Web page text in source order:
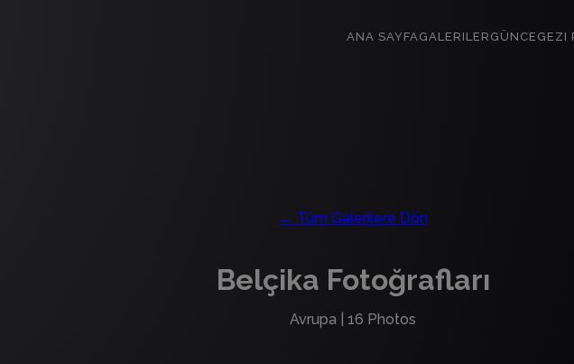
ANA SAYFA GALERILER GÜNCE GEZI
← Tüm Galerilere Dön
Belçika Fotoğrafları
Avrupa 16 Photos